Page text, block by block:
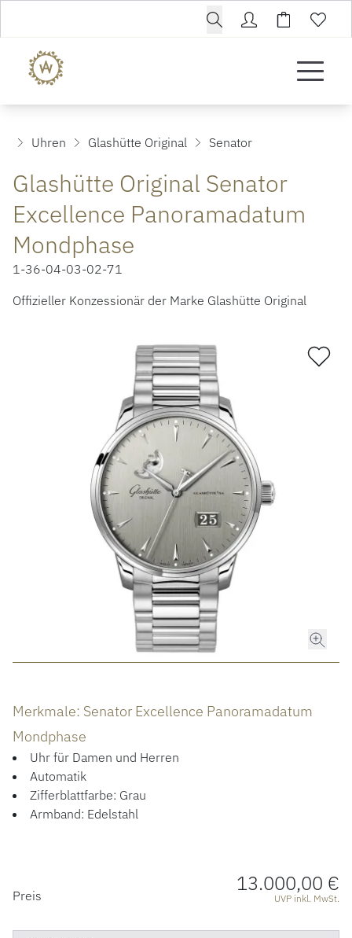
ROLEX CERTIFIED PRE-OWNED
ÜBER UNS
Uhren Glashütte Original Senator
Glashütte Original Senator
Excellence Panoramadatum
Mondphase
1-36-04-03-02-71
Offizieller Konzessionär der Marke Glashütte Original
Merkmale: Senator Excellence Panoramadatum
Mondphase
Uhr für Damen und Herren
Automatik
Zifferblattfarbe: Grau
Armband: Edelstahl
PREISINFORMATIONEN
Preis 13.000,00 €
UVP inkl. MwSt.